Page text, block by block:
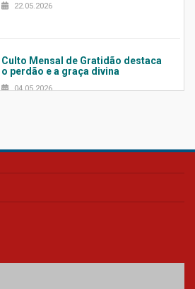
22.05.2026
Culto Mensal de Gratidão destaca
o perdão e a graça divina
04.05.2026
Confira como foi o culto mensal